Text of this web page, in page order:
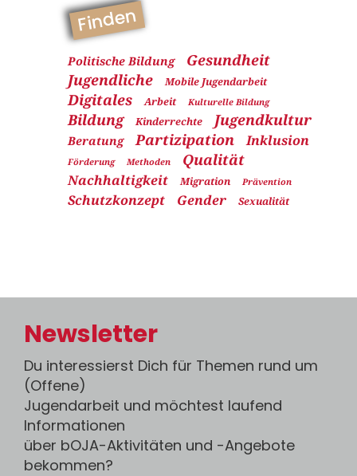
Finden
Politische Bildung
Gesundheit
Jugendliche
Mobile Jugendarbeit
Digitales Arbeit Kulturelle Bildung
Bildung Kinderrechte Jugendkultur
Beratung Partizipation Inklusion
Förderung Methoden Qualität
Nachhaltigkeit Migration Prävention
Schutzkonzept Gender Sexualität
Newsletter
Du interessierst Dich für Themen rund um
(Offene)
Jugendarbeit und möchtest laufend
Informationen
über bOJA-Aktivitäten und -Angebote
bekommen?